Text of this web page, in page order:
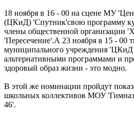
18 ноября в 16 - 00 на сцене МУ
(ЦКиД) 'Спутник'свою программу
члены общественной организации
'Пересечение'.А 23 ноября в 15 - 00
муниципального учреждения
альтернативными программами и
здоровый образ жизни - это модно.
В этой же номинации пройдут
школьных коллективов МОУ
46'.